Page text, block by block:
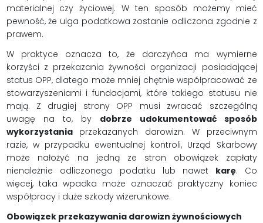
materialnej czy życiowej. W ten sposób możemy mieć
pewność, że ulga podatkowa zostanie odliczona zgodnie z
prawem.
W praktyce oznacza to, że darczyńca ma wymierne
korzyści z przekazania żywności organizacji posiadającej
status OPP, dlatego może mniej chętnie współpracować ze
stowarzyszeniami i fundacjami, które takiego statusu nie
mają. Z drugiej strony OPP musi zwracać szczególną
uwagę na to, by dobrze udokumentować sposób
wykorzystaniaprzekazanych darowizn. W przeciwnym
razie, w przypadku ewentualnej kontroli, Urząd Skarbowy
może nałożyć na jedną ze stron obowiązek zapłaty
nienależnie odliczonego podatku lub nawet karę. Co
więcej, taka wpadka może oznaczać praktyczny koniec
współpracy i duże szkody wizerunkowe.
Obowiązek przekazywania darowizn żywnościowych